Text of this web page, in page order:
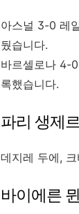
아스널 3-0 레
뒀습니다.​
바르셀로나 4-
록했습니다.​
파리 생제
데지레 두에,
바이에른